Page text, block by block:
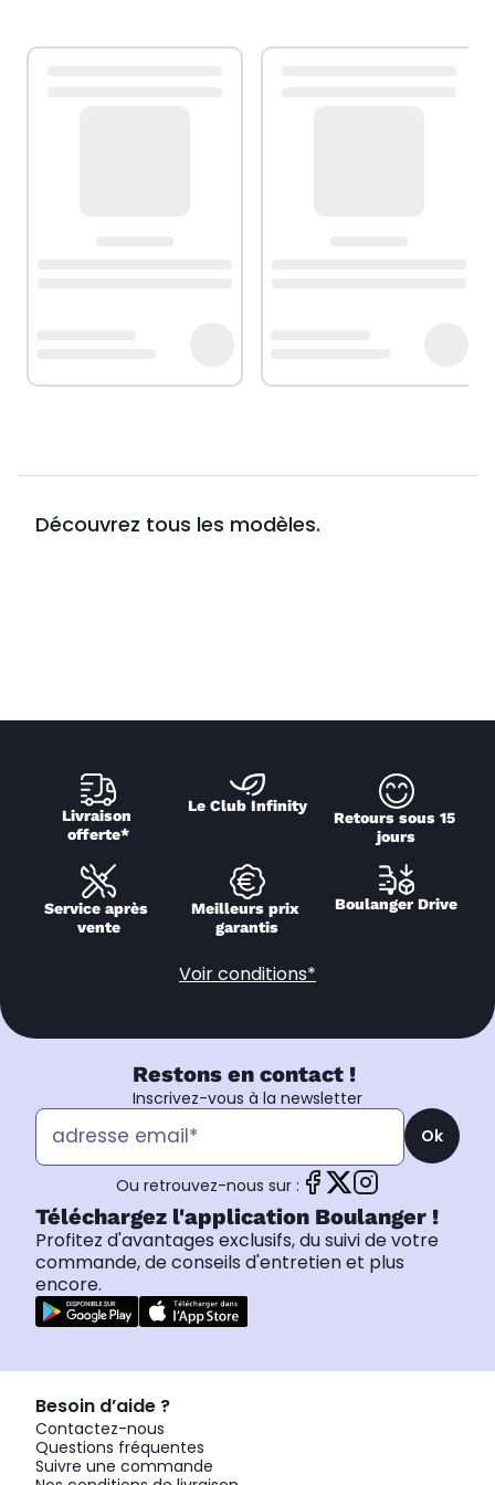
Découvrez tous les modèles.
Livraison
offerte*
Le Club Infinity
Retours sous 15
jours
Service après
vente
Meilleurs prix
garantis
Boulanger Drive
Voir conditions*
Restons en contact !
Inscrivez-vous à la newsletter
Ok
Ou retrouvez-nous sur :
Téléchargez l'application Boulanger !
Profitez d'avantages exclusifs, du suivi de votre
commande, de conseils d'entretien et plus
encore.
Besoin d’aide ?
Contactez-nous
Questions fréquentes
Suivre une commande